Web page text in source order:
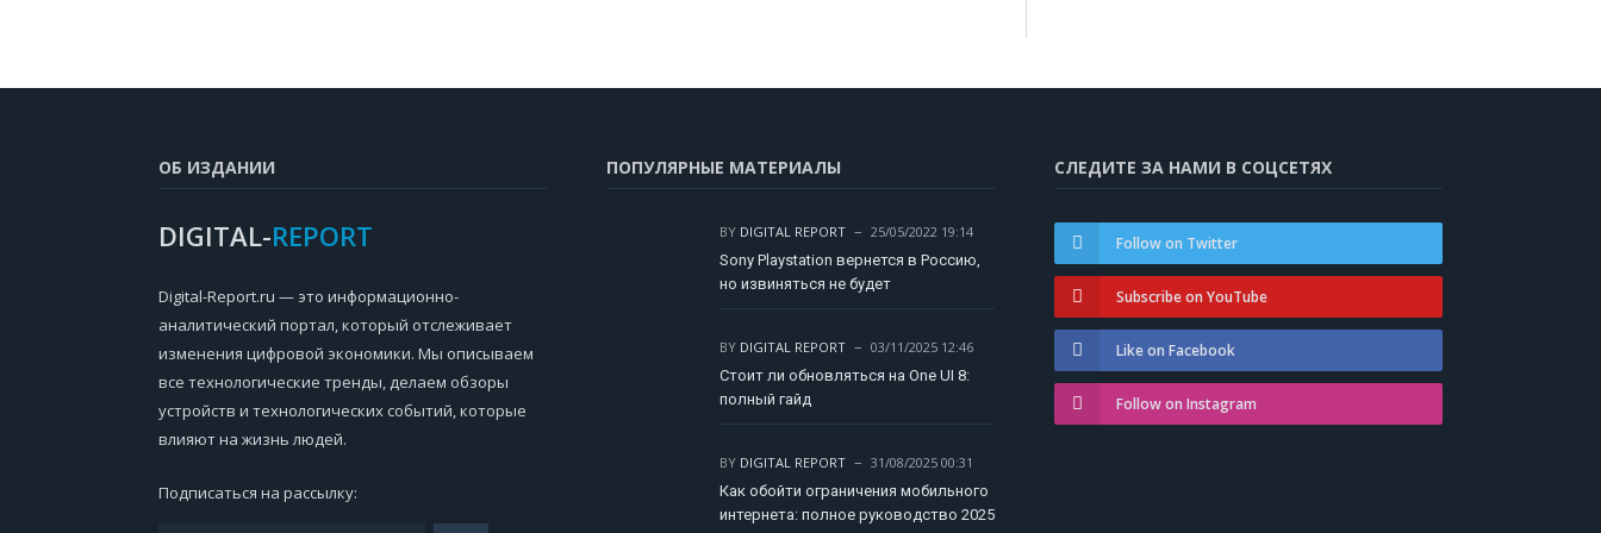
ОБ ИЗДАНИИ
DIGITAL-REPORT
Digital-Report.ru — это информационно-
аналитический портал, который отслеживает
изменения цифровой экономики. Мы описываем
все технологические тренды, делаем обзоры
устройств и технологических событий, которые
влияют на жизнь людей.
Подписаться на рассылку:
ПОПУЛЯРНЫЕ МАТЕРИАЛЫ
BY DIGITAL REPORT
25/05/2022 19:14
Sony Playstation вернется в Россию,
но извиняться не будет
BY DIGITAL REPORT
03/11/2025 12:46
Стоит ли обновляться на One UI 8:
полный гайд
BY DIGITAL REPORT
31/08/2025 00:31
Как обойти ограничения мобильного
интернета: полное руководство 2025
СЛЕДИТЕ ЗА НАМИ В СОЦСЕТЯХ
Follow on Twitter
Subscribe on YouTube
Like on Facebook
Follow on Instagram